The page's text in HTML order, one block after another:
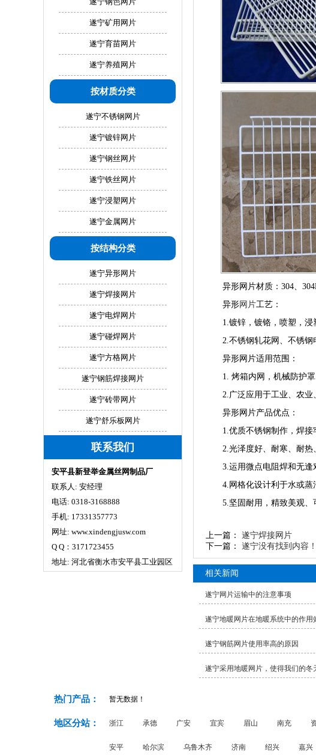
异形网片材质：304、
异形网片工艺：
1.镀锌，镀铬，喷塑，浸
2.不锈钢轧花网、不锈钢
异形网片适用范围：
1. 烤箱内网，机械防护
2.广泛应用于工业、农业
异形网片产品优点：
1.优质不锈钢制作，焊接
2.光泽度好、耐寒、耐
3.运用微点电阻焊和无逢
4.网格化设计利于水或蒸
5.坚固耐用，精致美观、
上一篇： 遂宁焊接网片
下一篇： 遂宁没有找到内容！
相关新闻
遂宁网片运输中的注意事项
遂宁地暖网片在地暖系统中的作用
遂宁钢筋网片使用率高的原因
遂宁采用地暖网片，使得我们的冬
遂宁矿用网片
遂宁育苗网片
遂宁养殖网片
按材质分类
遂宁不锈钢网片
遂宁镀锌网片
遂宁钢丝网片
遂宁铁丝网片
遂宁浸塑网片
遂宁金属网片
按结构分类
遂宁异形网片
遂宁焊接网片
遂宁电焊网片
遂宁碰焊网片
遂宁方格网片
遂宁钢筋焊接网片
遂宁砖带网片
遂宁舒乐板网片
联系我们
安平县新登举金属丝网制品厂
联系人: 安经理
电话: 0318-3168888
手机: 17331357773
网址: www.xindengjusw.com
Q Q：3171723455
地址: 河北省衡水市安平县工业园区
热门产品： 暂无数据！
地区分站： 浙江 承德 广安 宜宾 眉山 南充
安平 哈尔滨 乌鲁木齐 济南 绍兴 嘉兴